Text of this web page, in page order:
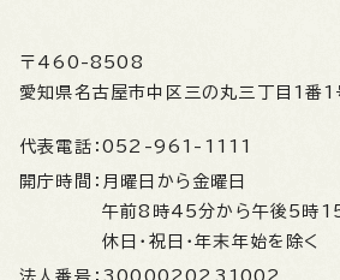
〒460-8508
愛知県名古屋市中区三の丸三丁目1番1
代表電話： 052-961-1111
開庁時間： 月曜日から金曜日
午前8時45分から午後5時
休日・祝日・年末年始を除く
法人番号： 3000020231002